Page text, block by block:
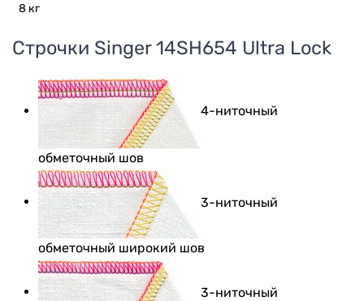
8 кг
Строчки Singer 14SH654 Ultra Lock
4-ниточный
обметочный шов
3-ниточный
обметочный широкий шов
3-ниточный